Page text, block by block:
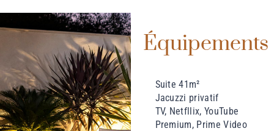
Équipements
Suite 41m²
Jacuzzi privatif
TV, Netfllix, YouTube
Premium, Prime Video